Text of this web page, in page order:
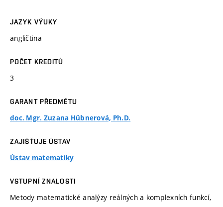
JAZYK VÝUKY
angličtina
POČET KREDITŮ
3
GARANT PŘEDMĚTU
doc. Mgr. Zuzana Hübnerová, Ph.D.
ZAJIŠŤUJE ÚSTAV
Ústav matematiky
VSTUPNÍ ZNALOSTI
Metody matematické analýzy reálných a komplexních funkcí,